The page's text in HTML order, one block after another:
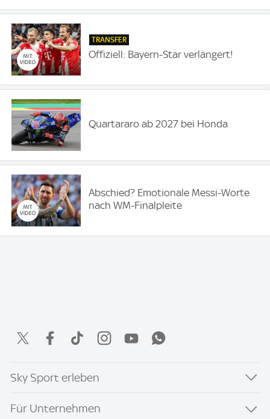
TRANSFER
Offiziell: Bayern-Star verlängert!
Quartararo ab 2027 bei Honda
Abschied? Emotionale Messi-Worte
nach WM-Finalpleite
Sky Sport erleben
Für Unternehmen